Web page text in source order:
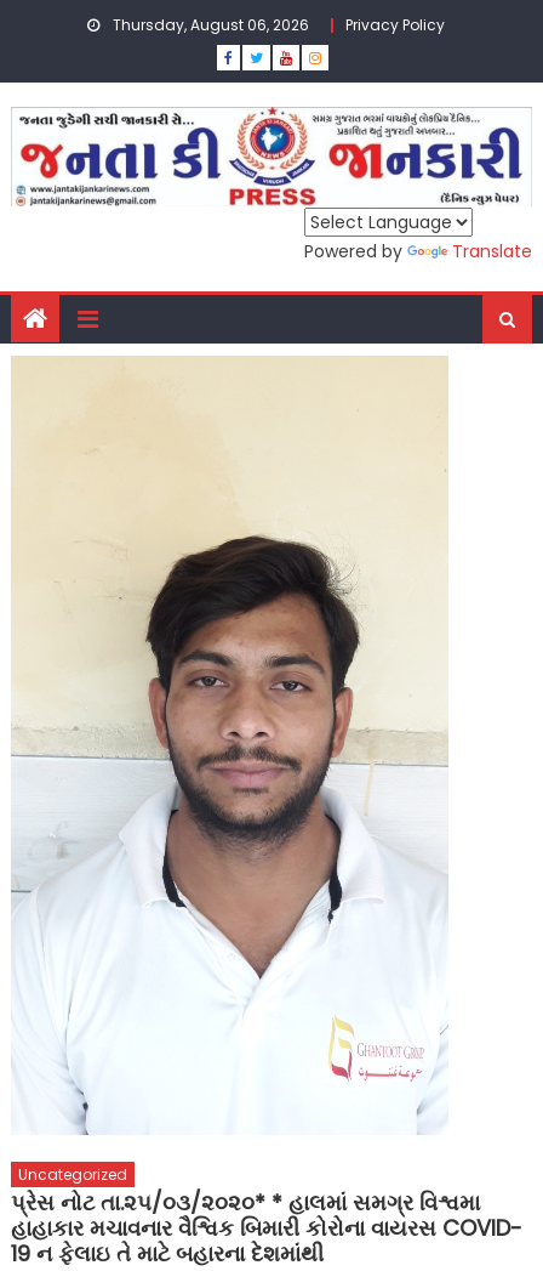
Thursday, August 06, 2026 Privacy Policy
Powered by Translate
Uncategorized
પ્રેસ નોટ તા.૨૫/૦૩/૨૦૨૦* * હાલમાં સમગ્ર વિશ્વમા
હાહાકાર મચાવનાર વૈશ્વિક બિમારી કોરોના વાયરસ COVID-
19 ન ફેલાઇ તે માટે બહારના દેશમાંથી